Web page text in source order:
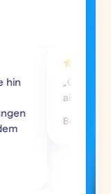
„Gute und
als Schüler
Benjamin G. ·